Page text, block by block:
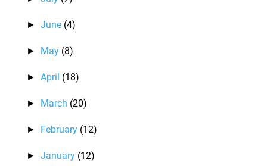
►June (4)
► May (8)
►April (18)
► March (20)
► February (12)
►January (12)